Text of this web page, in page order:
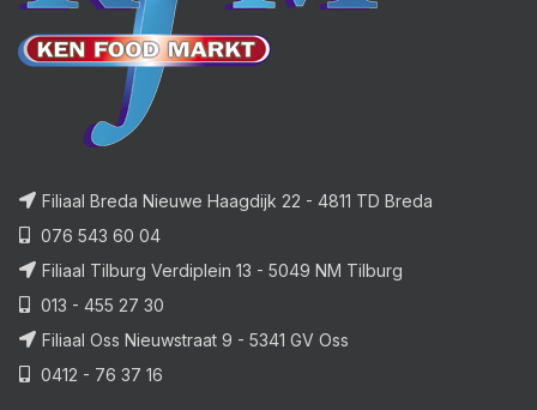
Filiaal Breda Nieuwe Haagdijk 22 - 4811 TD Breda
076 543 60 04
Filiaal Tilburg Verdiplein 13 - 5049 NM Tilburg
013 - 455 27 30
Filiaal Oss Nieuwstraat 9 - 5341 GV Oss
0412 - 76 37 16